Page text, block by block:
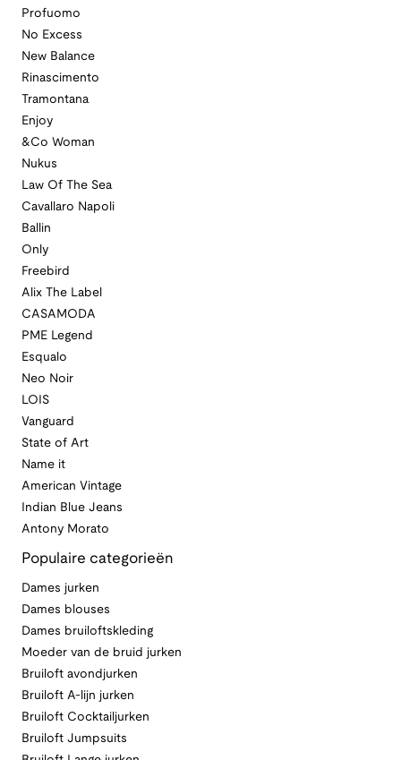
Profuomo
No Excess
New Balance
Rinascimento
Tramontana
Enjoy
&Co Woman
Nukus
Law Of The Sea
Cavallaro Napoli
Ballin
Only
Freebird
Alix The Label
CASAMODA
PME Legend
Esqualo
Neo Noir
LOIS
Vanguard
State of Art
Name it
American Vintage
Indian Blue Jeans
Antony Morato
Populaire categorieën
Dames jurken
Dames blouses
Dames bruiloftskleding
Moeder van de bruid jurken
Bruiloft avondjurken
Bruiloft A-lijn jurken
Bruiloft Cocktailjurken
Bruiloft Jumpsuits